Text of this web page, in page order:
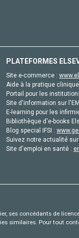
PLATEFORMES
Site e-commerce :
Aide à la pratique
Portail pour les
Site d'information sur
E-learning pour les
Bibliothèque d'e-books
Blog special IFSI :
Suivez notre actualité
Site d'emploi en santé :
ses concédants de
similaires. Pour tout